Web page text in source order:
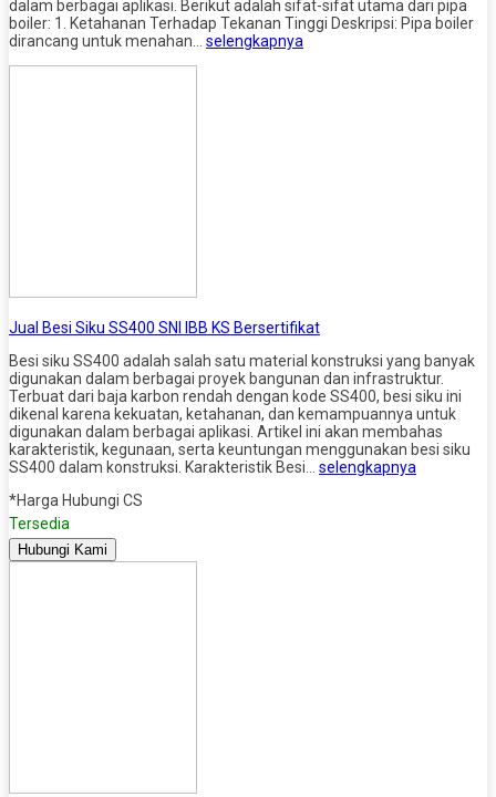
dalam berbagai aplikasi. Berikut adalah sifat-sifat utama dari pipa
boiler: 1. Ketahanan Terhadap Tekanan Tinggi Deskripsi: Pipa boiler
dirancang untuk menahan… selengkapnya
Jual Besi Siku SS400 SNI IBB KS Bersertifikat
Besi siku SS400 adalah salah satu material konstruksi yang banyak
digunakan dalam berbagai proyek bangunan dan infrastruktur.
Terbuat dari baja karbon rendah dengan kode SS400, besi siku ini
dikenal karena kekuatan, ketahanan, dan kemampuannya untuk
digunakan dalam berbagai aplikasi. Artikel ini akan membahas
karakteristik, kegunaan, serta keuntungan menggunakan besi siku
SS400 dalam konstruksi. Karakteristik Besi… selengkapnya
*Harga Hubungi CS
Tersedia
Hubungi Kami